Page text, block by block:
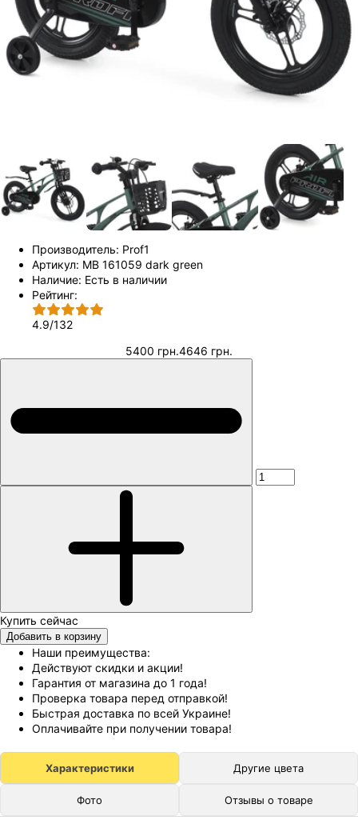
Производитель: Prof1
Артикул: MB 161059 dark green
Наличие: Есть в наличии
Рейтинг:
4.9/132
5400 грн.4646 грн.
Добавить в корзину
Наши преимущества:
Действуют скидки и акции!
Гарантия от магазина до 1 года!
Проверка товара перед отправкой!
Быстрая доставка по всей Украине!
Оплачивайте при получении товара!
Характеристики Другие цвета
Фото Отзывы о товаре